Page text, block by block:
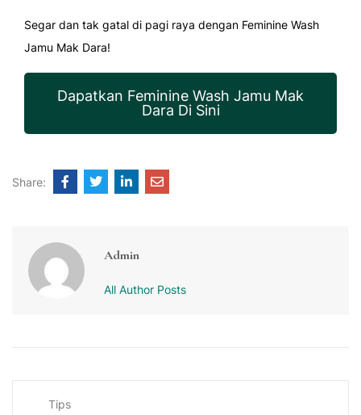
Segar dan tak gatal di pagi raya dengan Feminine Wash
Jamu Mak Dara!
Dapatkan Feminine Wash Jamu Mak
Dara Di Sini
Share:
Admin
All Author Posts
Tips